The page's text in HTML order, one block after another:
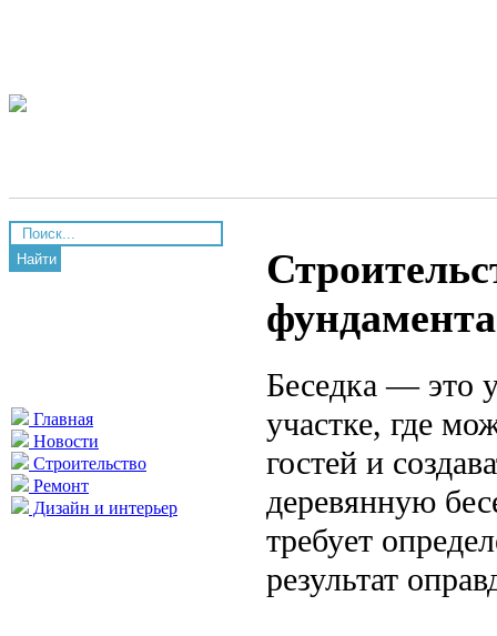
Найти
Главная
Новости
Строительство
Ремонт
Дизайн и интерьер
Беседка — это
участке, где
гостей и
деревянную
требует
результат